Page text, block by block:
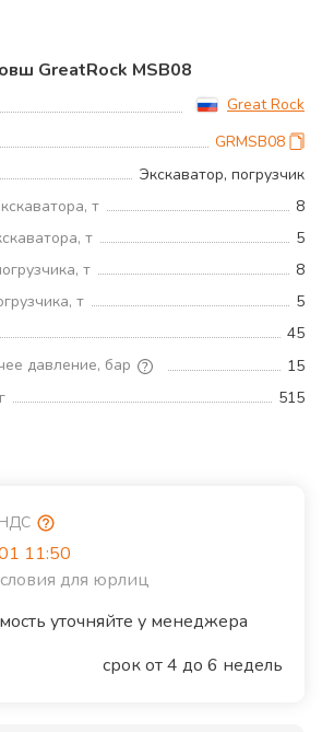
GreatRock MSB08
Great Rock
GRMSB08
Экскаватор, погрузчик
т
8
т
5
т
8
т
5
45
давление, бар
15
515
11:50
для юрлиц
уточняйте у менеджера
срок от 4 до 6 недель